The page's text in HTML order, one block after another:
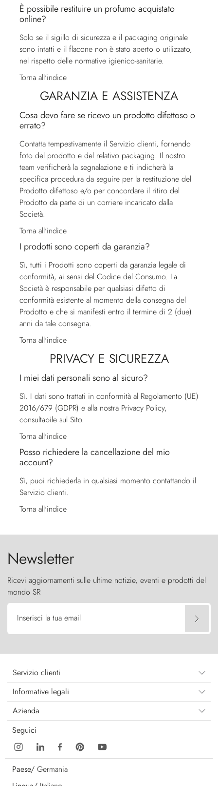
È possibile restituire un profumo acquistato
online?
Solo se il sigillo di sicurezza e il packaging originale
sono intatti e il flacone non è stato aperto o utilizzato,
nel rispetto delle normative igienico-sanitarie.
Torna all'indice
GARANZIA E ASSISTENZA
Cosa devo fare se ricevo un prodotto difettoso o
errato?
Contatta tempestivamente il Servizio clienti, fornendo
foto del prodotto e del relativo packaging. Il nostro
team verificherà la segnalazione e ti indicherà la
specifica procedura da seguire per la restituzione del
Prodotto difettoso e/o per concordare il ritiro del
Prodotto da parte di un corriere incaricato dalla
Società.
Torna all'indice
I prodotti sono coperti da garanzia?
Sì, tutti i Prodotti sono coperti da garanzia legale di
conformità, ai sensi del Codice del Consumo. La
Società è responsabile per qualsiasi difetto di
conformità esistente al momento della consegna del
Prodotto e che si manifesti entro il termine di 2 (due)
anni da tale consegna.
Torna all'indice
PRIVACY E SICUREZZA
I miei dati personali sono al sicuro?
Sì. I dati sono trattati in conformità al Regolamento (UE)
2016/679 (GDPR) e alla nostra Privacy Policy,
consultabile sul Sito.
Torna all'indice
Posso richiedere la cancellazione del mio
account?
Sì, puoi richiederla in qualsiasi momento contattando il
Servizio clienti.
Torna all'indice
Newsletter
Ricevi aggiornamenti sulle ultime notizie, eventi e prodotti del
mondo SR
Inserisci la tua email
Servizio clienti
Informative legali
Azienda
Seguici
Paese/ Germania